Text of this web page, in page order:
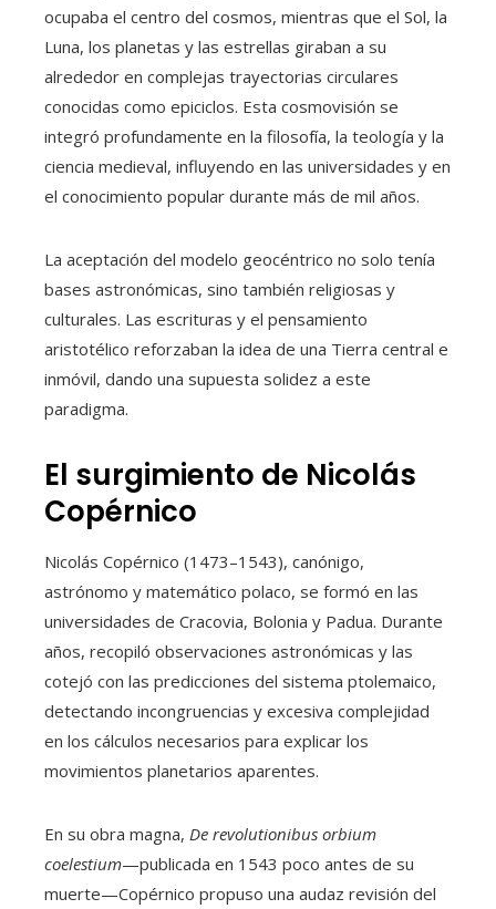
ocupaba el centro del cosmos, mientras que el Sol, la
Luna, los planetas y las estrellas giraban a su
alrededor en complejas trayectorias circulares
conocidas como epiciclos. Esta cosmovisión se
integró profundamente en la filosofía, la teología y la
ciencia medieval, influyendo en las universidades y en
el conocimiento popular durante más de mil años.
La aceptación del modelo geocéntrico no solo tenía
bases astronómicas, sino también religiosas y
culturales. Las escrituras y el pensamiento
aristotélico reforzaban la idea de una Tierra central e
inmóvil, dando una supuesta solidez a este
paradigma.
El surgimiento de Nicolás
Copérnico
Nicolás Copérnico (1473–1543), canónigo,
astrónomo y matemático polaco, se formó en las
universidades de Cracovia, Bolonia y Padua. Durante
años, recopiló observaciones astronómicas y las
cotejó con las predicciones del sistema ptolemaico,
detectando incongruencias y excesiva complejidad
en los cálculos necesarios para explicar los
movimientos planetarios aparentes.
En su obra magna, De revolutionibus orbium
coelestium—publicada en 1543 poco antes de su
muerte—Copérnico propuso una audaz revisión del